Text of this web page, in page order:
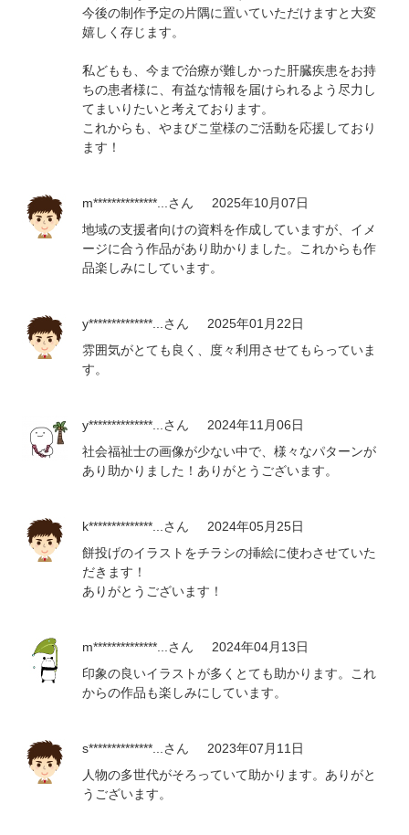
今後の制作予定の片隅に置いていただけますと大変
嬉しく存じます。
私どもも、今まで治療が難しかった肝臓疾患をお持
ちの患者様に、有益な情報を届けられるよう尽力し
てまいりたいと考えております。
これからも、やまびこ堂様のご活動を応援しており
ます！
m**************... さん
2025年10月07日
地域の支援者向けの資料を作成していますが、イメ
ージに合う作品があり助かりました。これからも作
品楽しみにしています。
y**************... さん
2025年01月22日
雰囲気がとても良く、度々利用させてもらっていま
す。
y**************... さん
2024年11月06日
社会福祉士の画像が少ない中で、様々なパターンが
あり助かりました！ありがとうございます。
k**************... さん
2024年05月25日
餅投げのイラストをチラシの挿絵に使わさせていた
だきます！
ありがとうございます！
m**************... さん
2024年04月13日
印象の良いイラストが多くとても助かります。これ
からの作品も楽しみにしています。
s**************... さん
2023年07月11日
人物の多世代がそろっていて助かります。ありがと
うございます。